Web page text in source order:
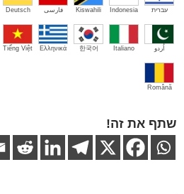
עברית Indonesia
Kiswahili فارسی Deutsch
اُردو Italiano
한국어
Ελληνικά
Tiếng Việt
Română
שתף את זה!